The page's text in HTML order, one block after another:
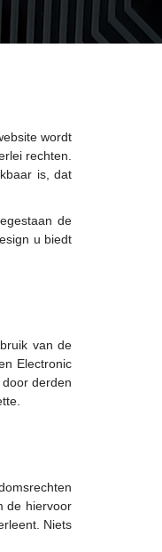
wordt
rechten.
is, dat
de
u biedt
van de
Electronic
derden
de hiervoor
Niets